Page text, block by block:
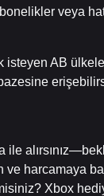
veya
AB
ile
ve harcamaya
Xbox